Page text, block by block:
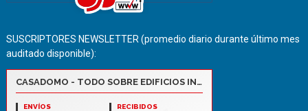
SUSCRIPTORES NEWSLETTER (promedio diario durante último mes
auditado disponible):